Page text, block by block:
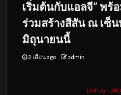
เริ่มต้นกับแอลจี” พร้
ร่วมสร้างสีสัน ณ เซ็น
มิถุนายนนี้
2 เดือน ago admin
LIVING